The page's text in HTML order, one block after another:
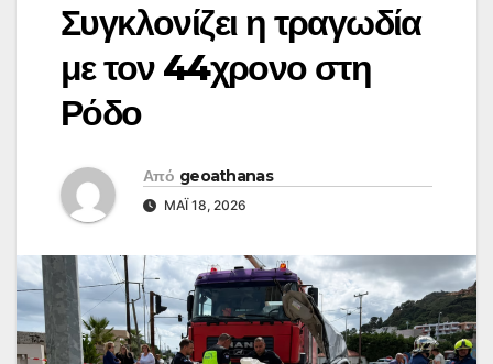
Συγκλονίζει η τραγωδία
με τον 44χρονο στη
Ρόδο
Από geoathanas
ΜΆΙ 18, 2026